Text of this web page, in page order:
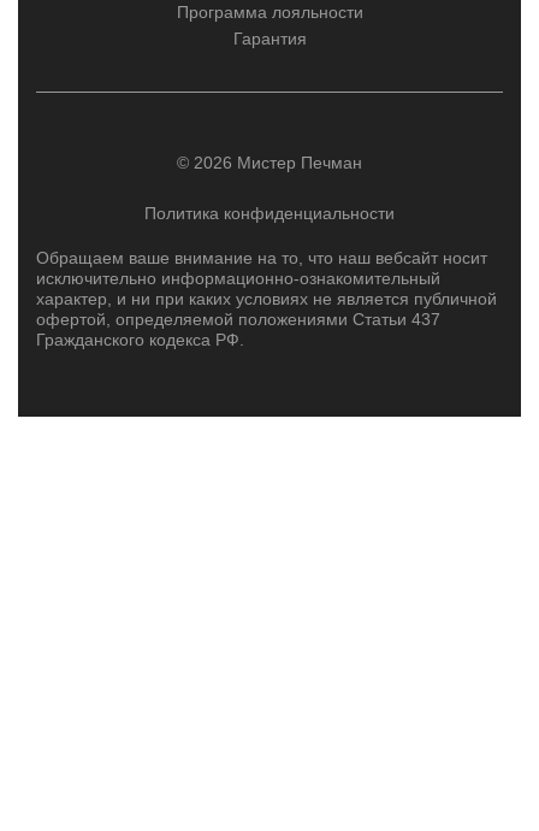
Программа лояльности
Гарантия
© 2026 Мистер Печман
Политика конфиденциальности
Обращаем ваше внимание на то, что наш вебсайт носит
исключительно информационно-ознакомительный
характер, и ни при каких условиях не является публичной
офертой, определяемой положениями Статьи 437
Гражданского кодекса РФ.